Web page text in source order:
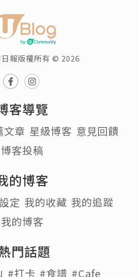
報版權所有 © 2026
客導覽
文章 星級博客 意見回饋
博客投稿
的博客
定 我的收藏 我的追蹤
我的博客
門話題
#打卡 #食譜 #Cafe